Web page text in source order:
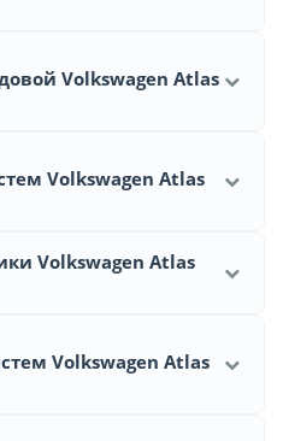
Volkswagen Atlas
Volkswagen Atlas
Volkswagen Atlas
Volkswagen Atlas